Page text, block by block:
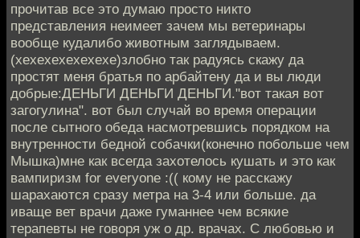
прочитав все это думаю просто никто
представления неимеет зачем мы ветеринары
вообще кудалибо животным заглядываем.
(хехехехехехехе)злобно так радуясь скажу да
простят меня братья по арбайтену да и вы люди
добрые:ДЕНЬГИ ДЕНЬГИ ДЕНЬГИ."вот такая вот
загогулина". вот был случай во время операции
после сытного обеда насмотревшись порядком на
внутренности бедной собачки(конечно побольше чем
Мышка)мне как всегда захотелось кушать и это как
вампиризм for everyone :(( кому не расскажу
шарахаются сразу метра на 3-4 или больше. да
иваще вет врачи даже гуманнее чем всякие
терапевты не говоря уж о др. врачах. С любовью и